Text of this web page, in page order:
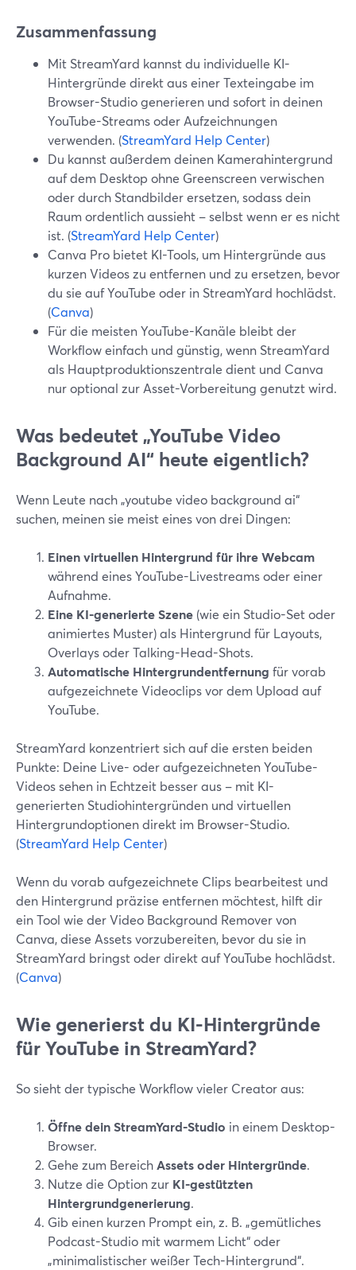
Zusammenfassung
Mit StreamYard kannst du individuelle KI-
Hintergründe direkt aus einer Texteingabe im
Browser-Studio generieren und sofort in deinen
YouTube-Streams oder Aufzeichnungen
verwenden. (StreamYard Help Center)
Du kannst außerdem deinen Kamerahintergrund
auf dem Desktop ohne Greenscreen verwischen
oder durch Standbilder ersetzen, sodass dein
Raum ordentlich aussieht – selbst wenn er es nicht
ist. (StreamYard Help Center)
Canva Pro bietet KI-Tools, um Hintergründe aus
kurzen Videos zu entfernen und zu ersetzen, bevor
du sie auf YouTube oder in StreamYard hochlädst.
(Canva)
Für die meisten YouTube-Kanäle bleibt der
Workflow einfach und günstig, wenn StreamYard
als Hauptproduktionszentrale dient und Canva
nur optional zur Asset-Vorbereitung genutzt wird.
Was bedeutet „YouTube Video
Background AI“ heute eigentlich?
Wenn Leute nach „youtube video background ai“
suchen, meinen sie meist eines von drei Dingen:
Einen virtuellen Hintergrund für ihre Webcam
während eines YouTube-Livestreams oder einer
Aufnahme.
Eine KI-generierte Szene (wie ein Studio-Set oder
animiertes Muster) als Hintergrund für Layouts,
Overlays oder Talking-Head-Shots.
Automatische Hintergrundentfernung für vorab
aufgezeichnete Videoclips vor dem Upload auf
YouTube.
StreamYard konzentriert sich auf die ersten beiden
Punkte: Deine Live- oder aufgezeichneten YouTube-
Videos sehen in Echtzeit besser aus – mit KI-
generierten Studiohintergründen und virtuellen
Hintergrundoptionen direkt im Browser-Studio.
(StreamYard Help Center)
Wenn du vorab aufgezeichnete Clips bearbeitest und
den Hintergrund präzise entfernen möchtest, hilft dir
ein Tool wie der Video Background Remover von
Canva, diese Assets vorzubereiten, bevor du sie in
StreamYard bringst oder direkt auf YouTube hochlädst.
(Canva)
Wie generierst du KI-Hintergründe
für YouTube in StreamYard?
So sieht der typische Workflow vieler Creator aus:
Öffne dein StreamYard-Studio in einem Desktop-
Browser.
Gehe zum BereichAssets oder Hintergründe.
Nutze die Option zur KI-gestützten
Hintergrundgenerierung.
Gib einen kurzen Prompt ein, z. B. „gemütliches
Podcast-Studio mit warmem Licht“ oder
„minimalistischer weißer Tech-Hintergrund“.